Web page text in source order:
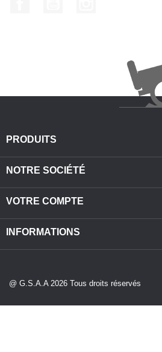
PRODUITS
NOTRE SOCIÉTÉ
VOTRE COMPTE
INFORMATIONS
@ G.S.A.A 2026 Tous droits réservés